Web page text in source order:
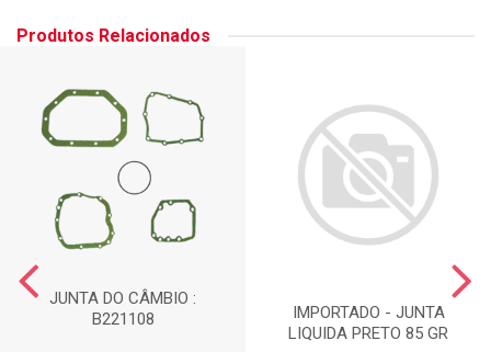
Produtos Relacionados
JUNTA DO CÂMBIO :
B221108
IMPORTADO - JUNTA
LIQUIDA PRETO 85 GR